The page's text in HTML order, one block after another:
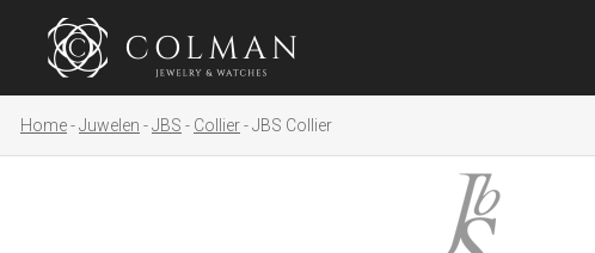
Home Juwelen JBS Collier JBS Collier